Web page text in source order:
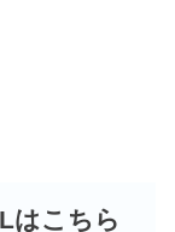
はこちら